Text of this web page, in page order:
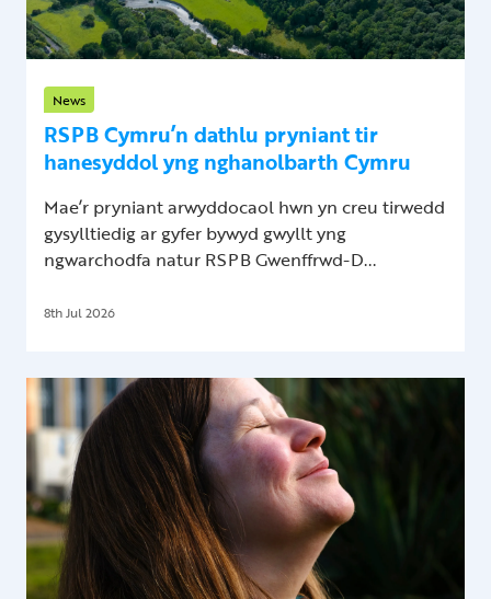
News
RSPB Cymru’n dathlu pryniant tir
hanesyddol yng nghanolbarth Cymru
Mae’r pryniant arwyddocaol hwn yn creu tirwedd
gysylltiedig ar gyfer bywyd gwyllt yng
ngwarchodfa natur RSPB Gwenffrwd-D...
8th Jul 2026